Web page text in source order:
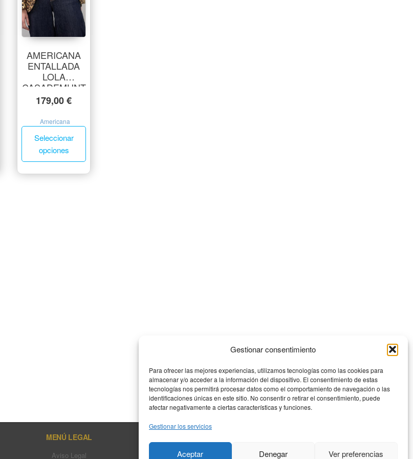
Gestionar consentimiento
Para ofrecer las mejores experiencias, utilizamos tecnologías como las cookies para
almacenar y/o acceder a la información del dispositivo. El consentimiento de estas
tecnologías nos permitirá procesar datos como el comportamiento de navegación o las
identificaciones únicas en este sitio. No consentir o retirar el consentimiento, puede
afectar negativamente a ciertas características y funciones.
Gestionar los servicios
Aceptar Denegar Ver preferencias
AMERICANA
ENTALLADA
LOLA
CASADEMUNT
179,00€
Americana
Seleccionar
opciones
MENÚ LEGAL
Aviso Legal Calle Bebricio 27